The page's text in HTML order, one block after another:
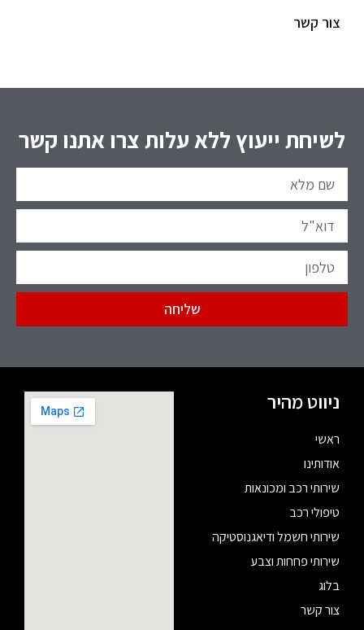
צור קשר
לשיחת ייעוץ ללא עלות צרו אתנו קשר
שליחה
ניווט מהיר
ראשי
אודותינו
שירותי רכב ומכונאות
טיפולי רכב
שירותי חשמל ודיאגנוסטיקה
שירותי פחחות וצבע
בלוג
צור קשר